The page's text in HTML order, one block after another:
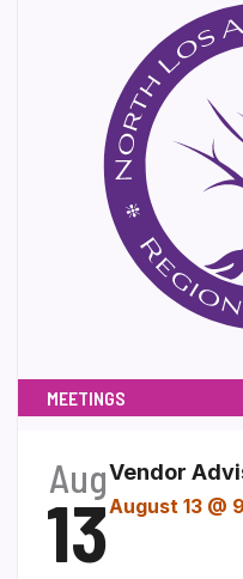
MEETINGS
Aug
13
Vendor
August 13 @